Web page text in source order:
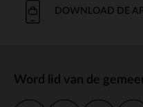
DOWNLOAD DE
Word lid van de